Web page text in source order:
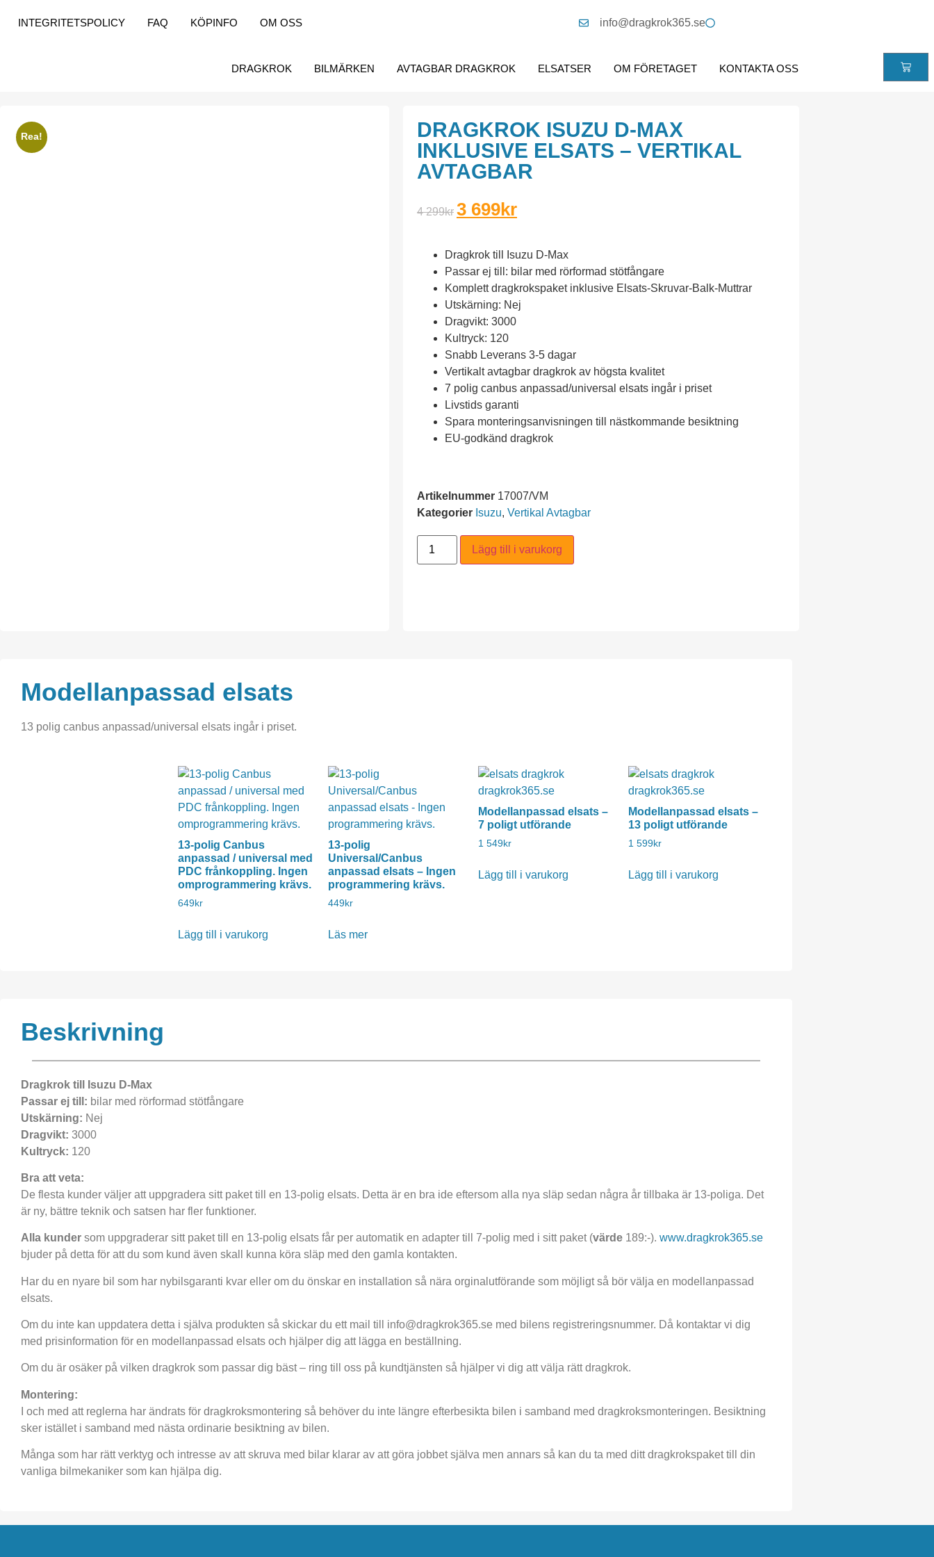
INTEGRITETSPOLICY FAQ KÖPINFO OM OSS info@dragkrok365.se
DRAGKROK BILMÄRKEN AVTAGBAR DRAGKROK ELSATSER OM FÖRETAGET KONTAKTA OSS
Rea!
DRAGKROK ISUZU D-MAX
INKLUSIVE ELSATS – VERTIKAL
AVTAGBAR
4 299kr 3 699kr
Dragkrok till Isuzu D-Max
Passar ej till: bilar med rörformad stötfångare
Komplett dragkrokspaket inklusive Elsats-Skruvar-Balk-Muttrar
Utskärning: Nej
Dragvikt: 3000
Kultryck: 120
Snabb Leverans 3-5 dagar
Vertikalt avtagbar dragkrok av högsta kvalitet
7 polig canbus anpassad/universal elsats ingår i priset
Livstids garanti
Spara monteringsanvisningen till nästkommande besiktning
EU-godkänd dragkrok
Artikelnummer 17007/VM
Kategorier Isuzu, Vertikal Avtagbar
Lägg till i varukorg
Modellanpassad elsats
13 polig canbus anpassad/universal elsats ingår i priset.
13-polig Canbus
anpassad / universal med
PDC frånkoppling. Ingen
omprogrammering krävs.
649kr
Lägg till i varukorg
13-polig
Universal/Canbus
anpassad elsats – Ingen
programmering krävs.
449kr
Läs mer
Modellanpassad elsats –
7 poligt utförande
1 549kr
Lägg till i varukorg
Modellanpassad elsats –
13 poligt utförande
1 599kr
Lägg till i varukorg
Beskrivning
Dragkrok till Isuzu D-Max
Passar ej till: bilar med rörformad stötfångare
Utskärning: Nej
Dragvikt: 3000
Kultryck: 120
Bra att veta:
De flesta kunder väljer att uppgradera sitt paket till en 13-polig elsats. Detta är en bra ide eftersom alla nya släp sedan några år tillbaka är 13-poliga. Det
är ny, bättre teknik och satsen har fler funktioner.
Alla kunder som uppgraderar sitt paket till en 13-polig elsats får per automatik en adapter till 7-polig med i sitt paket (värde 189:-). www.dragkrok365.se
bjuder på detta för att du som kund även skall kunna köra släp med den gamla kontakten.
Har du en nyare bil som har nybilsgaranti kvar eller om du önskar en installation så nära orginalutförande som möjligt så bör välja en modellanpassad
elsats.
Om du inte kan uppdatera detta i själva produkten så skickar du ett mail till info@dragkrok365.se med bilens registreringsnummer. Då kontaktar vi dig
med prisinformation för en modellanpassad elsats och hjälper dig att lägga en beställning.
Om du är osäker på vilken dragkrok som passar dig bäst – ring till oss på kundtjänsten så hjälper vi dig att välja rätt dragkrok.
Montering:
I och med att reglerna har ändrats för dragkroksmontering så behöver du inte längre efterbesikta bilen i samband med dragkroksmonteringen. Besiktning
sker istället i samband med nästa ordinarie besiktning av bilen.
Många som har rätt verktyg och intresse av att skruva med bilar klarar av att göra jobbet själva men annars så kan du ta med ditt dragkrokspaket till din
vanliga bilmekaniker som kan hjälpa dig.